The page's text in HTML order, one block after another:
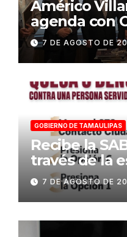
Américo
agenda con
CONCAMIN
Tamaulipas
7 DE AGOSTO DE
GOBIERNO DE TAMAULIPAS
Recibe la
través de la
«Tamaulipas
7 DE AGOSTO DE